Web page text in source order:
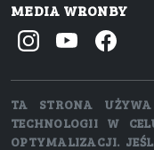
MEDIA WRONBY
TA STRONA
TECHNOLOGII W
OPTYMALIZACJI.